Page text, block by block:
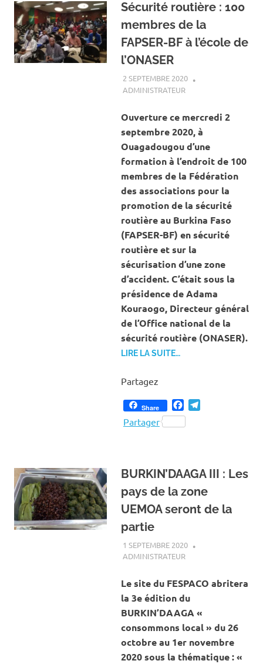
Sécurité routière : 100
membres de la
FAPSER-BF à l’école de
l’ONASER
2 SEPTEMBRE 2020
ADMINISTRATEURACTUALITÉ
Ouverture ce mercredi 2
septembre 2020, à
Ouagadougou d’une
formation à l’endroit de 100
membres de la Fédération
des associations pour la
promotion de la sécurité
routière au Burkina Faso
(FAPSER-BF) en sécurité
routière et sur la
sécurisation d’une zone
d’accident. C’était sous la
présidence de Adama
Kouraogo, Directeur général
de l’Office national de la
sécurité routière (ONASER).
LIRE LA SUITE…
Partagez
Share Facebook
Partager
BURKIN’DAAGA III : Les
pays de la zone
UEMOA seront de la
partie
1 SEPTEMBRE 2020
ADMINISTRATEURACTUALITÉ
Le site du FESPACO abritera
la 3e édition du
BURKIN’DAAGA «
consommons local » du 26
octobre au 1er novembre
2020 sous la thématique : «